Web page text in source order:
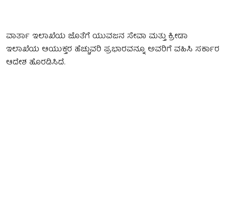
ವಾರ್ತಾ ಇಲಾಖೆಯ ಜೊತೆಗೆ ಯುವಜನ ಸೇವಾ ಮತ್ತು ಕ್ರೀಡಾ
ಇಲಾಖೆಯ ಆಯುಕ್ತರ ಹೆಚ್ಚುವರಿ ಪ್ರಭಾರವನ್ನೂ ಅವರಿಗೆ ವಹಿಸಿ ಸರ್ಕಾರ
ಆದೇಶ ಹೊರಡಿಸಿದೆ.